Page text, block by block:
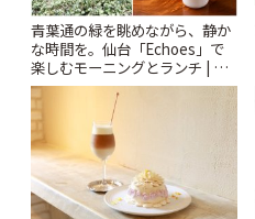
青葉通の緑を眺めながら、静か
な時間を。仙台「Echoes」で
楽しむモーニングとランチ | こ
とりっぷ